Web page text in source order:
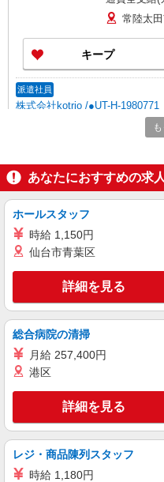
常陸太
キープ
派遣社員
株式会社kotrio /●UT-H-1980771
常陸太田
軍資金も
通費全支給(
常陸太
キープ
株式会社kotrio /●UT-H-1978149
デイサー
軍資金も
時給
キープ
株式会社kotrio /●UT-H-1906719
常陸太田
あなたにおすすめの求
ホールスタッフ
時給 1,150円
仙台市青葉区
詳細を見る
総合病院の清掃
月給 257,400円
港区
詳細を見る
レジ・商品陳列スタッフ
時給 1,180円